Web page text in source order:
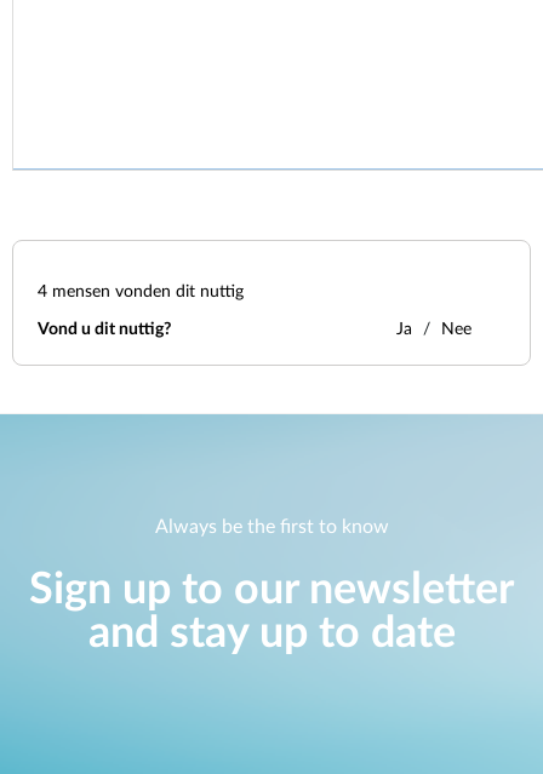
4 mensen vonden dit nuttig
Vond u dit nuttig? Ja Nee
Always be the first to know
Sign up to our newsletter
and stay up to date